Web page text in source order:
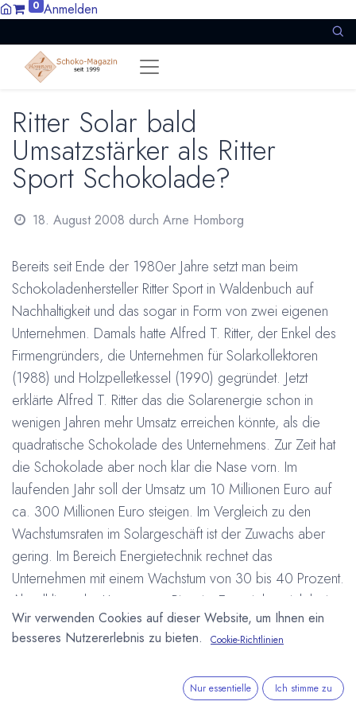
0 Anmelden
Ritter Solar bald
Umsatzstärker als Ritter
Sport Schokolade?
18. August 2008 durch Arne Homborg
Bereits seit Ende der 1980er Jahre setzt man beim
Schokoladenhersteller Ritter Sport in Waldenbuch auf
Nachhaltigkeit und das sogar in Form von zwei eigenen
Unternehmen. Damals hatte Alfred T. Ritter, der Enkel des
Firmengründers, die Unternehmen für Solarkollektoren
(1988) und Holzpelletkessel (1990) gegründet. Jetzt
erklärte Alfred T. Ritter das die Solarenergie schon in
wenigen Jahren mehr Umsatz erreichen könnte, als die
quadratische Schokolade des Unternehmens. Zur Zeit hat
die Schokolade aber noch klar die Nase vorn. Im
laufenden Jahr soll der Umsatz um 10 Millionen Euro auf
ca. 300 Millionen Euro steigen. Im Vergleich zu den
Wachstumsraten im Solargeschäft ist der Zuwachs aber
gering. Im Bereich Energietechnik rechnet das
Unternehmen mit einem Wachstum von 30 bis 40 Prozent.
Aktuell liegt der Umsatz von Ritter im Energiebereich bei
etwa 122 Millionen Euro.
# Deutschland Nachhaltigkeit Ritter Sport
Umweltschutz
18. August 2008
Wir verwenden Cookies auf dieser Website, um Ihnen ein
besseres Nutzererlebnis zu bieten.
Cookie-Richtlinien
Nur essentielle Ich stimme zu